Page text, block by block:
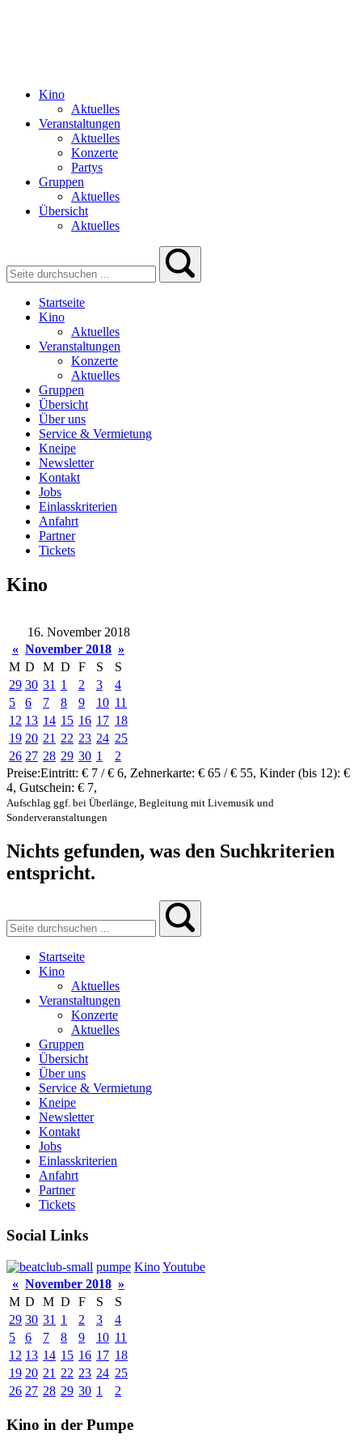
Kino
Aktuelles
Veranstaltungen
Aktuelles
Konzerte
Partys
Gruppen
Aktuelles
Übersicht
Aktuelles
Startseite
Kino
Aktuelles
Veranstaltungen
Konzerte
Aktuelles
Gruppen
Übersicht
Über uns
Service & Vermietung
Kneipe
Newsletter
Kontakt
Jobs
Einlasskriterien
Anfahrt
Partner
Tickets
Kino
16. November 2018
« November 2018 »
M D M D F S
S
29 30 31 1 2 3
4
5
6 7 8 9 10 11
12 13 14 15 16 17 18
19 20 21 22 23 24 25
26 27 28 29 30 1
2
Preise:Eintritt: € 7 / € 6, Zehnerkarte: € 65 / € 55, Kinder (bis 12): €
4, Gutschein: € 7,
Aufschlag ggf. bei Überlänge, Begleitung mit Livemusik und
Sonderveranstaltungen
Nichts gefunden, was den Suchkriterien
entspricht.
Startseite
Kino
Aktuelles
Veranstaltungen
Konzerte
Aktuelles
Gruppen
Übersicht
Über uns
Service & Vermietung
Kneipe
Newsletter
Kontakt
Jobs
Einlasskriterien
Anfahrt
Partner
Tickets
Social Links
pumpe KinoYoutube
« November 2018 »
M D M D F S
S
29 30 31 1 2 3
4
5
6 7 8 9 10 11
12 13 14 15 16 17 18
19 20 21 22 23 24 25
26 27 28 29 30 1 2
Kino in der Pumpe